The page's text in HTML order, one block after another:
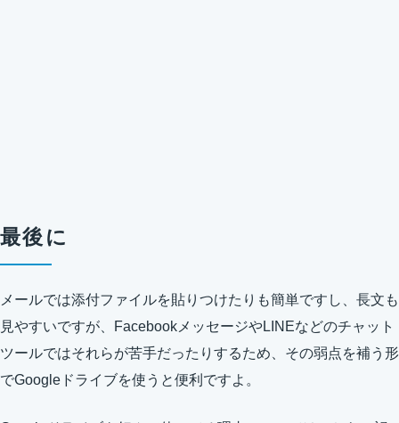
最後に
メールでは添付ファイルを貼りつけたりも簡単ですし、長文も
見やすいですが、FacebookメッセージやLINEなどのチャット
ツールではそれらが苦手だったりするため、その弱点を補う形
でGoogleドライブを使うと便利ですよ。